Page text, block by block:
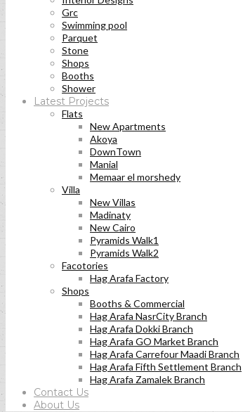
Grc
Swimming pool
Parquet
Stone
Shops
Booths
Shower
Latest Projects
Flats
New Apartments
Akoya
DownTown
Manial
Memaar el morshedy
Villa
New Villas
Madinaty
New Cairo
Pyramids Walk1
Pyramids Walk2
Facotories
Hag Arafa Factory
Shops
Booths & Commercial
Hag Arafa NasrCity Branch
Hag Arafa Dokki Branch
Hag Arafa GO Market Branch
Hag Arafa Carrefour Maadi Branch
Hag Arafa Fifth Settlement Branch
Hag Arafa Zamalek Branch
Contact Us
About Us